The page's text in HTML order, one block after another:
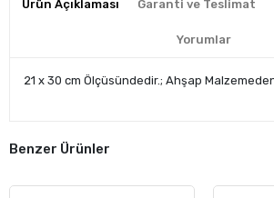
Ürün Açıklaması Garanti ve Teslimat
Yorumlar
21 x 30 cm Ölçüsündedir.; Ahşap
Benzer Ürünler